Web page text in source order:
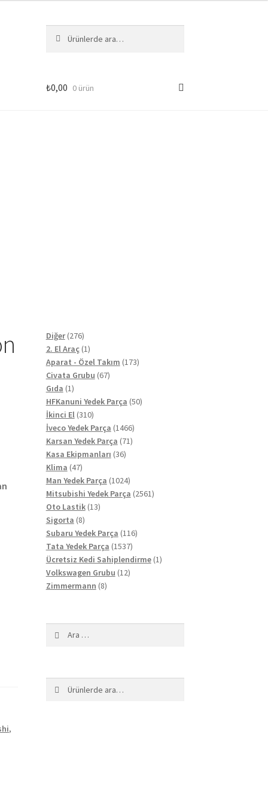
₺0,00 0 ürün
,
Diğer 276276
ürün
2. El Araç 11
ürün
Aparat - Özel Takım 173173
Civata Grubu 6767
Gıda 11
ürün
HFKanuni Yedek Parça 5050
İkinci El 310310
ürün
İveco Yedek Parça 14661466
ürün
Karsan Yedek Parça 7171
Kasa Ekipmanları 3636
Klima 4747
ürün
Man Yedek Parça 10241024
ürün
Mitsubishi Yedek Parça 25612561
Oto Lastik 1313
Sigorta 88
ürün
Subaru Yedek Parça 116116
Tata Yedek Parça 15371537
ürün
Ücretsiz Kedi Sahiplendirme 11
Volkswagen Grubu 1212
Zimmermann 88